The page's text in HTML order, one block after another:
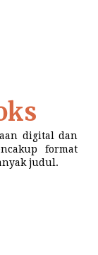
digital dan
format
judul.